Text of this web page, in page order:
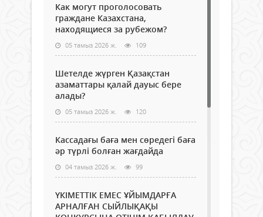
Как могут проголосовать
граждане Казахстана,
находящиеся за рубежом?
05 тамыз 2026 ж. 109
Шетелде жүрген Қазақстан
азаматтары қалай дауыс бере
алады?
05 тамыз 2026 ж. 120
Кассадағы баға мен сөредегі баға
әр түрлі болған жағдайда
04 тамыз 2026 ж. 99
ҮКІМЕТТІК ЕМЕС ҰЙЫМДАРҒА
АРНАЛҒАН СЫЙЛЫҚАҚЫ